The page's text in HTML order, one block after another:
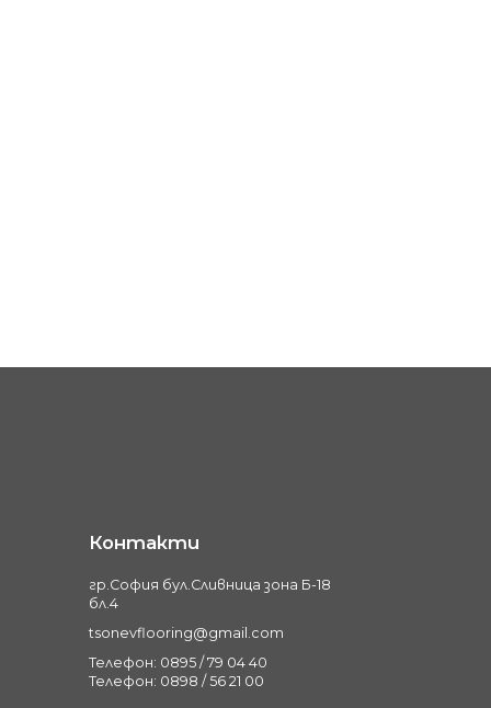
Контакти
гр.София бул.Сливница зона Б-18
бл.4
tsonevflooring@gmail.com
Телефон: 0895 / 79 04 40
Телефон: 0898 / 56 21 00